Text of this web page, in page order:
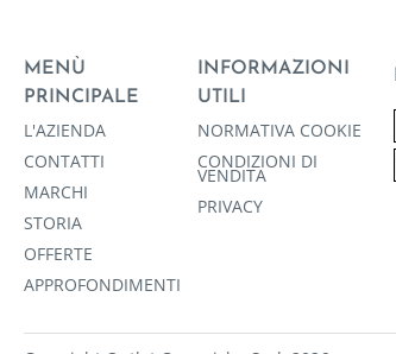
MENÙ
PRINCIPALE
L'AZIENDA
CONTATTI
MARCHI
STORIA
OFFERTE
APPROFONDIMENTI
INFORMAZIONI
UTILI
NORMATIVA COOKIE
CONDIZIONI DI
VENDITA
PRIVACY